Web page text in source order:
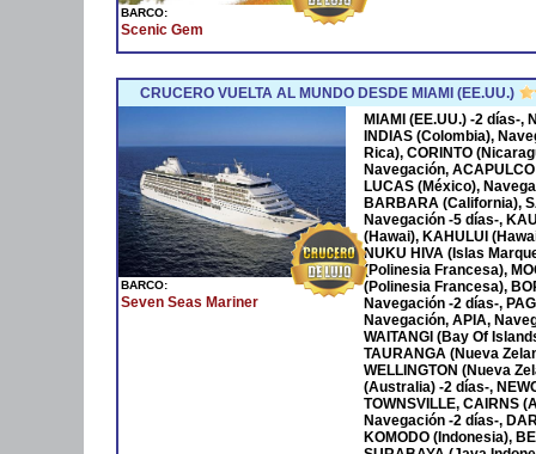
BARCO:
Scenic Gem
CRUCERO VUELTA AL MUNDO DESDE MIAMI (EE.UU.)
BARCO:
Seven Seas Mariner
MIAMI (EE.UU.) -2 días-,
INDIAS (Colombia),
Rica), CORINTO
Navegación,
LUCAS (México),
BARBARA (California),
Navegación -5 días-,
(Hawai), KAHULUI
NUKU HIVA (Islas
(Polinesia Francesa),
(Polinesia Francesa),
Navegación -2 días-,
Navegación, APIA,
WAITANGI (Bay Of
TAURANGA (Nueva
WELLINGTON (Nueva
(Australia) -2 días-,
TOWNSVILLE, CAIRNS
Navegación -2 días-,
KOMODO (Indonesia),